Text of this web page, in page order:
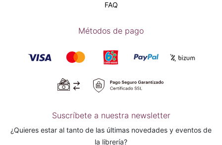
FAQ
Métodos de pago
Suscríbete a nuestra newsletter
¿Quieres estar al tanto de las últimas novedades y eventos de
la librería?